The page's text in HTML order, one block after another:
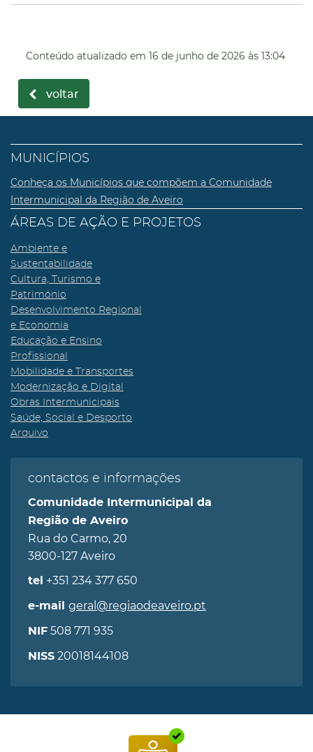
Conteúdo atualizado em 16 de junho de 2026 às 13:04
voltar
MUNICÍPIOS
Conheça os Municípios que compõem a Comunidade
Intermunicipal da Região de Aveiro
ÁREAS DE AÇÃO E PROJETOS
Ambiente e
Sustentabilidade
Cultura, Turismo e
Património
Desenvolvimento Regional
e Economia
Educação e Ensino
Profissional
Mobilidade e Transportes
Modernização e Digital
Obras Intermunicipais
Saúde, Social e Desporto
Arquivo
contactos e informações
Comunidade Intermunicipal da
Região de Aveiro
Rua do Carmo, 20
3800-127 Aveiro
tel +351 234 377 650
e-mail geral@regiaodeaveiro.pt
NIF 508 771 935
NISS 20018144108